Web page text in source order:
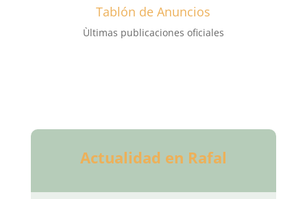
Tablón de Anuncios
Ùltimas publicaciones oficiales
Actualidad en Rafal